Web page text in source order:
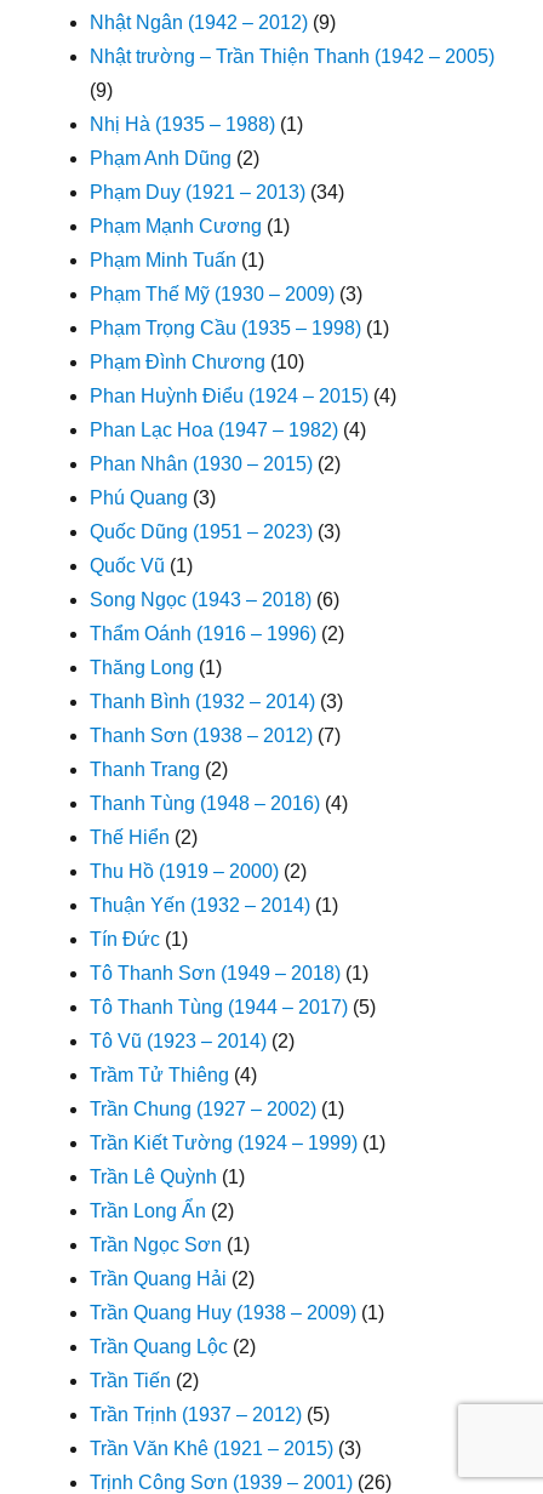
Nhật Ngân (1942 – 2012) (9)
Nhật trường – Trần Thiện Thanh (1942 – 2005)
(9)
Nhị Hà (1935 – 1988) (1)
Phạm Anh Dũng (2)
Phạm Duy (1921 – 2013) (34)
Phạm Mạnh Cương (1)
Phạm Minh Tuấn (1)
Phạm Thế Mỹ (1930 – 2009) (3)
Phạm Trọng Cầu (1935 – 1998) (1)
Phạm Đình Chương (10)
Phan Huỳnh Điểu (1924 – 2015) (4)
Phan Lạc Hoa (1947 – 1982) (4)
Phan Nhân (1930 – 2015) (2)
Phú Quang (3)
Quốc Dũng (1951 – 2023) (3)
Quốc Vũ (1)
Song Ngọc (1943 – 2018) (6)
Thẩm Oánh (1916 – 1996) (2)
Thăng Long (1)
Thanh Bình (1932 – 2014) (3)
Thanh Sơn (1938 – 2012) (7)
Thanh Trang (2)
Thanh Tùng (1948 – 2016) (4)
Thế Hiển (2)
Thu Hồ (1919 – 2000) (2)
Thuận Yến (1932 – 2014) (1)
Tín Đức (1)
Tô Thanh Sơn (1949 – 2018) (1)
Tô Thanh Tùng (1944 – 2017) (5)
Tô Vũ (1923 – 2014) (2)
Trầm Tử Thiêng (4)
Trần Chung (1927 – 2002) (1)
Trần Kiết Tường (1924 – 1999) (1)
Trần Lê Quỳnh (1)
Trần Long Ẩn (2)
Trần Ngọc Sơn (1)
Trần Quang Hải (2)
Trần Quang Huy (1938 – 2009) (1)
Trần Quang Lộc (2)
Trần Tiến (2)
Trần Trịnh (1937 – 2012) (5)
Trần Văn Khê (1921 – 2015) (3)
Trịnh Công Sơn (1939 – 2001) (26)